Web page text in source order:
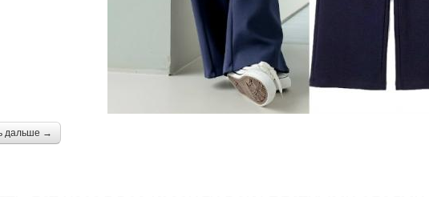
дальше →